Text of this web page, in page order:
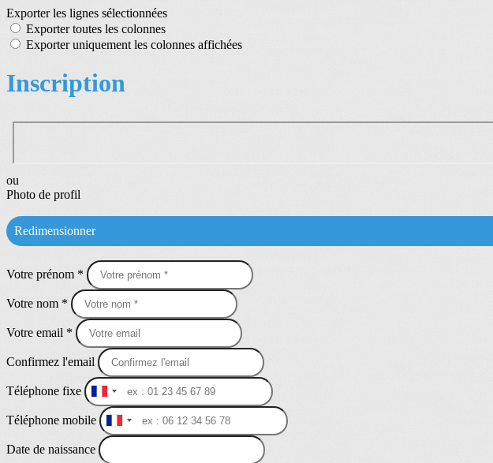
Exporter les lignes sélectionnées
Exporter toutes les colonnes
Exporter uniquement les colonnes affichées
Inscription
ou
Photo de profil
Redimensionner
Votre prénom *
Votre nom *
Votre email *
Confirmez l'email
Téléphone fixe
France
+33
Téléphone mobile
France
+33
Date de naissance